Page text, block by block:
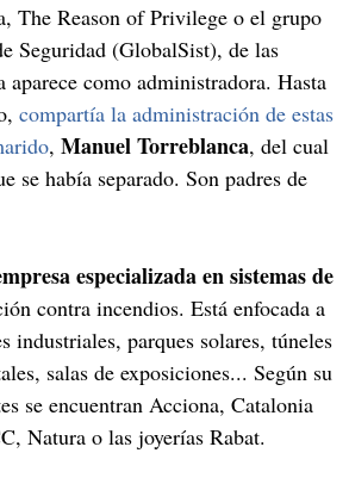
The Reason of Privilege o el grupo
Seguridad (GlobalSist), de las
como administradora. Hasta
compartía la administración de estas
, Manuel Torreblanca, del cual
se había separado. Son padres de
especializada en sistemas de
contra incendios. Está enfocada a
industriales, parques solares, túneles
salas de exposiciones... Según su
se encuentran Acciona, Catalonia
Natura o las joyerías Rabat.